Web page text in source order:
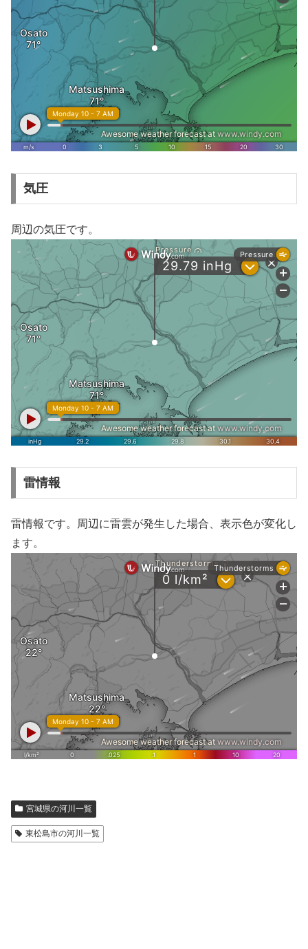
気圧
周辺の気圧です。
雷情報
雷情報です。周辺に雷雲が発生した場合、表示色が変化し
ます。
宮城県の河川一覧
東松島市の河川一覧